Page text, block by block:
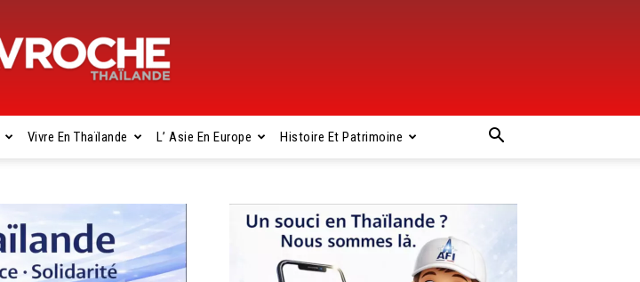
Gavroche
Thaïlande
Vivre En Thaïlande L’ Asie En Europe Histoire Et Patrimoine